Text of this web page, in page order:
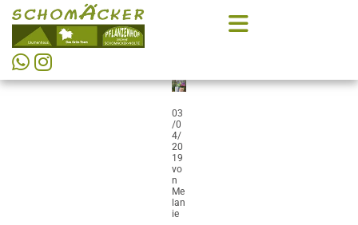
 
03
/0
4/
20
19
vo
n
Me
lan
ie